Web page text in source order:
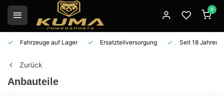
0
Fahrzeuge auf Lager Ersatzteilversorgung Seit 18 Jahren
Zurück
Anbauteile